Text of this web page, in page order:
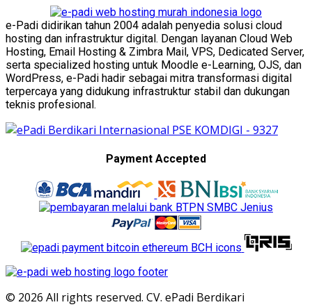
e-Padi didirikan tahun 2004 adalah penyedia solusi cloud
hosting dan infrastruktur digital. Dengan layanan Cloud Web
Hosting, Email Hosting & Zimbra Mail, VPS, Dedicated Server,
serta specialized hosting untuk Moodle e-Learning, OJS, dan
WordPress, e-Padi hadir sebagai mitra transformasi digital
terpercaya yang didukung infrastruktur stabil dan dukungan
teknis profesional.
Payment Accepted
© 2026 All rights reserved. CV. ePadi Berdikari